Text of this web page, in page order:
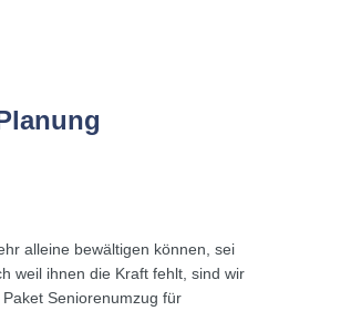
alleine bewältigen können, sei
weil ihnen die Kraft fehlt, sind wir
Seniorenumzug für